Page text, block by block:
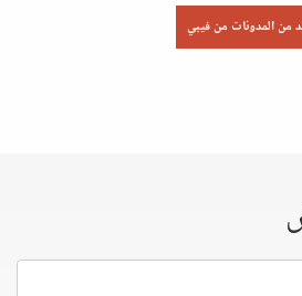
من المدونات من فيبي